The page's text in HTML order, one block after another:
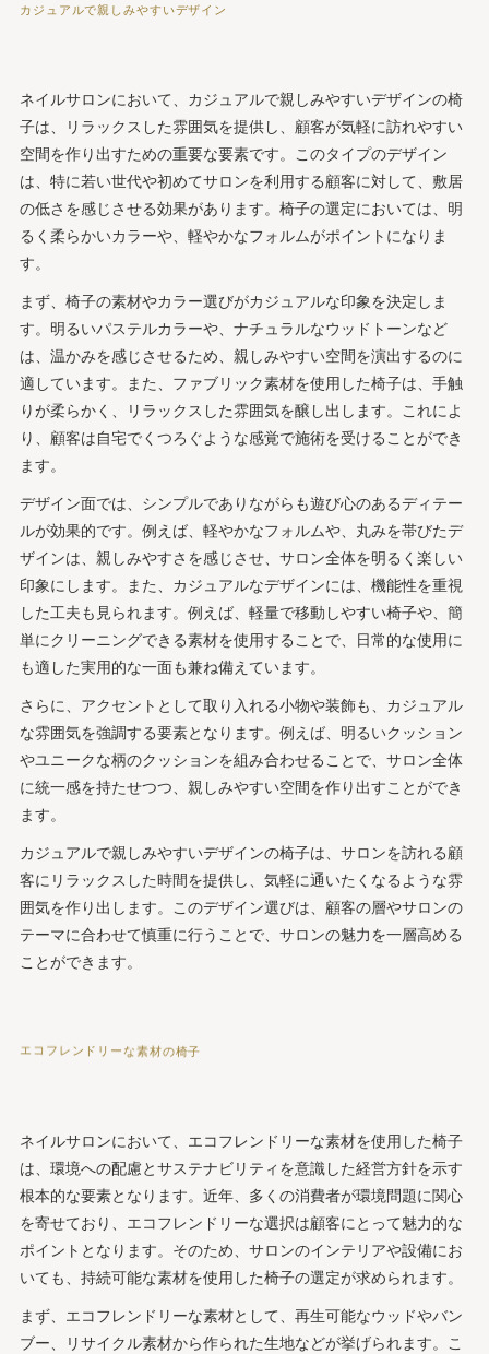
カジュアルで親しみやすいデザイン
ネイルサロンにおいて、カジュアルで親しみやすいデザインの椅
子は、リラックスした雰囲気を提供し、顧客が気軽に訪れやすい
空間を作り出すための重要な要素です。このタイプのデザイン
は、特に若い世代や初めてサロンを利用する顧客に対して、敷居
の低さを感じさせる効果があります。椅子の選定においては、明
るく柔らかいカラーや、軽やかなフォルムがポイントになりま
す。
まず、椅子の素材やカラー選びがカジュアルな印象を決定しま
す。明るいパステルカラーや、ナチュラルなウッドトーンなど
は、温かみを感じさせるため、親しみやすい空間を演出するのに
適しています。また、ファブリック素材を使用した椅子は、手触
りが柔らかく、リラックスした雰囲気を醸し出します。これによ
り、顧客は自宅でくつろぐような感覚で施術を受けることができ
ます。
デザイン面では、シンプルでありながらも遊び心のあるディテー
ルが効果的です。例えば、軽やかなフォルムや、丸みを帯びたデ
ザインは、親しみやすさを感じさせ、サロン全体を明るく楽しい
印象にします。また、カジュアルなデザインには、機能性を重視
した工夫も見られます。例えば、軽量で移動しやすい椅子や、簡
単にクリーニングできる素材を使用することで、日常的な使用に
も適した実用的な一面も兼ね備えています。
さらに、アクセントとして取り入れる小物や装飾も、カジュアル
な雰囲気を強調する要素となります。例えば、明るいクッション
やユニークな柄のクッションを組み合わせることで、サロン全体
に統一感を持たせつつ、親しみやすい空間を作り出すことができ
ます。
カジュアルで親しみやすいデザインの椅子は、サロンを訪れる顧
客にリラックスした時間を提供し、気軽に通いたくなるような雰
囲気を作り出します。このデザイン選びは、顧客の層やサロンの
テーマに合わせて慎重に行うことで、サロンの魅力を一層高める
ことができます。
エコフレンドリーな素材の椅子
ネイルサロンにおいて、エコフレンドリーな素材を使用した椅子
は、環境への配慮とサステナビリティを意識した経営方針を示す
根本的な要素となります。近年、多くの消費者が環境問題に関心
を寄せており、エコフレンドリーな選択は顧客にとって魅力的な
ポイントとなります。そのため、サロンのインテリアや設備にお
いても、持続可能な素材を使用した椅子の選定が求められます。
まず、エコフレンドリーな素材として、再生可能なウッドやバン
ブー、リサイクル素材から作られた生地などが挙げられます。こ